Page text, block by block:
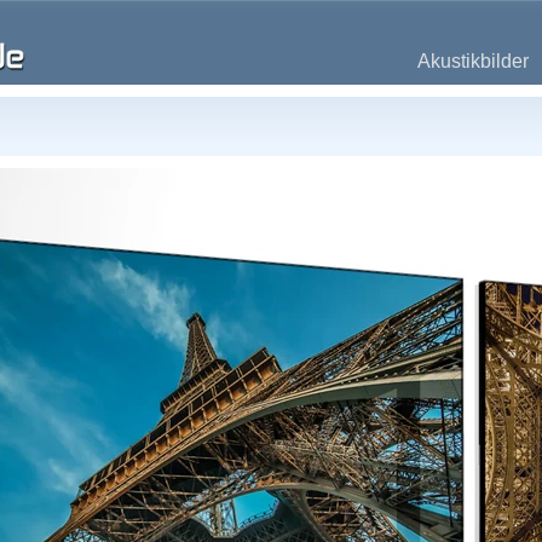
Akustikbilder